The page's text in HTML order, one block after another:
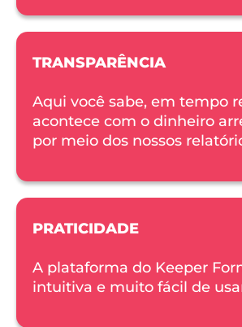
TRANSPARÊNCIA
Aqui você sabe, em tempo
acontece com o dinheiro
por meio dos nossos
PRATICIDADE
A plataforma do Keeper
intuitiva e muito fácil de